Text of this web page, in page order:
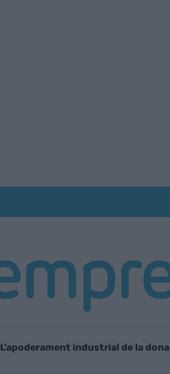
L’apoderament industrial de la dona